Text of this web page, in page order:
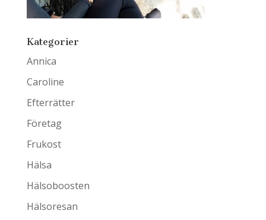
Kategorier
Annica
Caroline
Efterrätter
Företag
Frukost
Hälsa
Hälsoboosten
Hälsoresan